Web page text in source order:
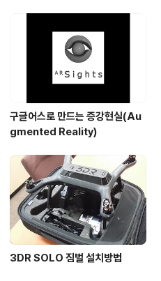
구글어스로 만드는 증강현실(Au
gmented Reality)
3DR SOLO 짐벌 설치방법